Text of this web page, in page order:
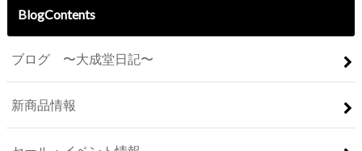
BlogContents
ブログ 〜大成堂日記〜
新商品情報